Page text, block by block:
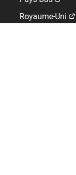
Royaume-Uni